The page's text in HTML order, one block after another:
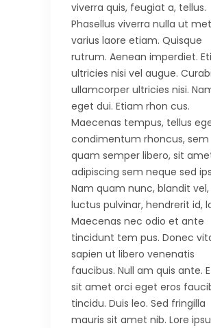
viverra quis, feugiat a, tellus.
Phasellus viverra nulla ut
varius laore etiam. Quisque
rutrum. Aenean imperdiet.
ultricies nisi vel augue.
ullamcorper ultricies nisi.
eget dui. Etiam rhon cus.
Maecenas tempus, tellus
condimentum rhoncus, sem
quam semper libero, sit
adipiscing sem neque sed
Nam quam nunc, blandit vel,
luctus pulvinar, hendrerit id,
Maecenas nec odio et ante
tincidunt tem pus. Donec
sapien ut libero venenatis
faucibus. Null am quis ante.
sit amet orci eget eros
tincidu. Duis leo. Sed fringilla
mauris sit amet nib. Lore